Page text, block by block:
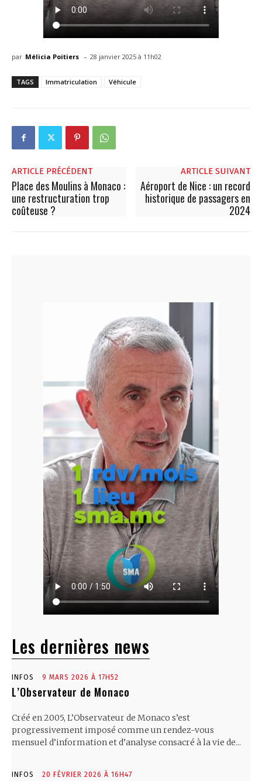
par Mélicia Poitiers - 28 janvier 2025 à 11h02
TAGS Immatriculation Véhicule
ARTICLE PRÉCÉDENT
Place des Moulins à Monaco :
une restructuration trop
coûteuse ?
ARTICLE SUIVANT
Aéroport de Nice : un record
historique de passagers en
2024
Les dernières news
INFOS 9 MARS 2026 À 17H52
L’Observateur de Monaco
Créé en 2005, L’Observateur de Monaco s’est
progressivement imposé comme un rendez-vous
mensuel d’information et d’analyse consacré à la vie de...
INFOS 20 FÉVRIER 2026 À 16H47